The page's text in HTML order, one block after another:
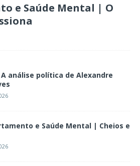
e Saúde Mental | O
análise política de Alexandre
e Saúde Mental | Cheios e